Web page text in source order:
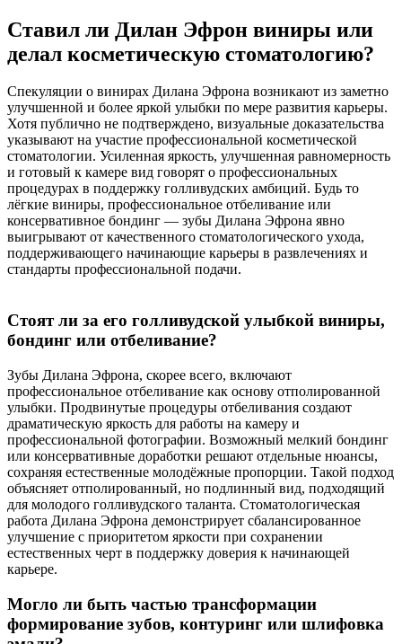
Ставил ли Дилан Эфрон виниры или
делал косметическую стоматологию?
Спекуляции о винирах Дилана Эфрона возникают из заметно
улучшенной и более яркой улыбки по мере развития карьеры.
Хотя публично не подтверждено, визуальные доказательства
указывают на участие профессиональной косметической
стоматологии. Усиленная яркость, улучшенная равномерность
и готовый к камере вид говорят о профессиональных
процедурах в поддержку голливудских амбиций. Будь то
лёгкие виниры, профессиональное отбеливание или
консервативное бондинг — зубы Дилана Эфрона явно
выигрывают от качественного стоматологического ухода,
поддерживающего начинающие карьеры в развлечениях и
стандарты профессиональной подачи.
Стоят ли за его голливудской улыбкой виниры,
бондинг или отбеливание?
Зубы Дилана Эфрона, скорее всего, включают
профессиональное отбеливание как основу отполированной
улыбки. Продвинутые процедуры отбеливания создают
драматическую яркость для работы на камеру и
профессиональной фотографии. Возможный мелкий бондинг
или консервативные доработки решают отдельные нюансы,
сохраняя естественные молодёжные пропорции. Такой подход
объясняет отполированный, но подлинный вид, подходящий
для молодого голливудского таланта. Стоматологическая
работа Дилана Эфрона демонстрирует сбалансированное
улучшение с приоритетом яркости при сохранении
естественных черт в поддержку доверия к начинающей
карьере.
Могло ли быть частью трансформации
формирование зубов, контуринг или шлифовка